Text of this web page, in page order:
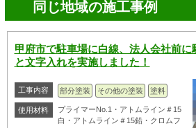
同じ地域の施工事例
甲府市で駐車場に白線、法人会社前
と文字入れを実施しました！
工事内容 部分塗装 その他の塗装 塗料
使用材料
プライマーNo.1・アトムライン＃15
白・アトムライン＃15鉛・クロムフ